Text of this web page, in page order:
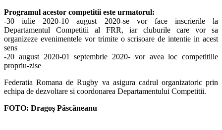
Programul acestor competitii este urmatorul:
-30 iulie 2020-10 august 2020-se vor face inscrierile la
Departamentul Competitii al FRR, iar cluburile care vor sa
organizeze evenimentele vor trimite o scrisoare de intentie in acest
sens
-20 august 2020-01 septembrie 2020- vor avea loc competitiile
propriu-zise
Federatia Romana de Rugby va asigura cadrul organizatoric prin
echipa de dezvoltare si coordonarea Departamentului Competitii.
FOTO: Dragoș Păscăneanu